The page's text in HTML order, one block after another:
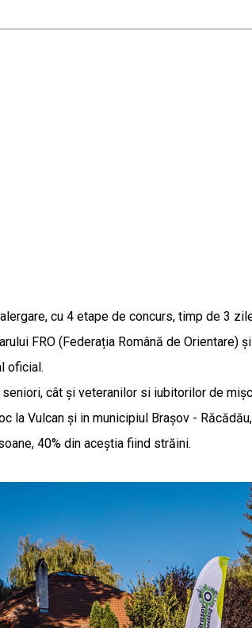
cu 4 etape de concurs, timp de 3
FRO (Federația Română de Orientare)
oficial.
cât și veteranilor si iubitorilor de
la Vulcan și in municipiul Brașov -
40% din aceștia fiind străini.